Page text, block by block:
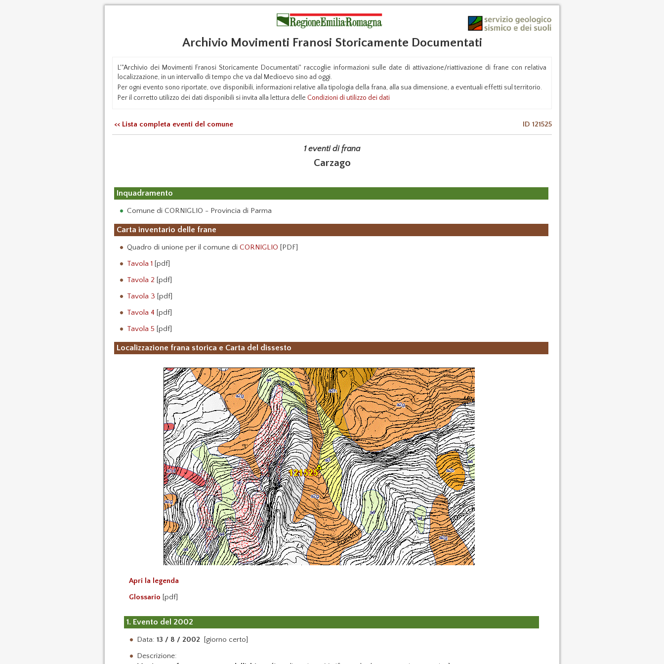
Archivio Movimenti Franosi Storicamente Documentati
L'"Archivio dei Movimenti Franosi Storicamente Documentati" raccoglie informazioni sulle date di attivazione/riattivazione di frane con relativa
localizzazione, in un intervallo di tempo che va dal Medioevo sino ad oggi.
Per ogni evento sono riportate, ove disponibili, informazioni relative alla tipologia della frana, alla sua dimensione, a eventuali effetti sul territorio.
Per il corretto utilizzo dei dati disponibili si invita alla lettura delle Condizioni di utilizzo dei dati
<< Lista completa eventi del comune ID 121525
1 eventi di frana
Carzago
Inquadramento
Comune di CORNIGLIO - Provincia di Parma
Carta inventario delle frane
Quadro di unione per il comune di CORNIGLIO [PDF]
Tavola 1 [pdf]
Tavola 2 [pdf]
Tavola 3 [pdf]
Tavola 4 [pdf]
Tavola 5 [pdf]
Localizzazione frana storica e Carta del dissesto
Apri la legenda
Glossario [pdf]
1. Evento del 2002
Data: 13 / 8 / 2002 [giorno certo]
Descrizione: